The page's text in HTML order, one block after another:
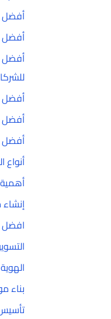
أفضل
أفضل
أفضل
أفضل
أفضل
أفضل
أنواع
افضل
بناء